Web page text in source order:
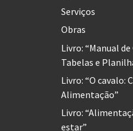
Serviços
Obras
Livro: “Manual
Tabelas e
Livro: “O cavalo:
Alimentação”
Livro:
estar”